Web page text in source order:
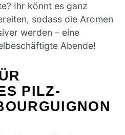
Ihr könnt es ganz
sodass die Aromen
werden – eine
Abende!
PILZ-